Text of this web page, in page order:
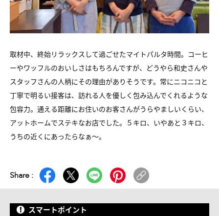
取材中、終始リラックスして過ごせたマイトパルタ時間。コーヒ
ーやワッフルのおいしさはもちろんですが、どうやら和史さんや
スタッフさんの人柄にその理由がありそうです。常にニコニコと
丁寧で明るい接客は、訪れる人を優しく包み込んでくれるような
包容力。通える距離にお住いのお客さんがうらやましいくらい、
アットホームでステキなお店でした。５キロ、いやあと３キロ、
うちの近くにあったらなぁ～。
Share :
スマートポイント